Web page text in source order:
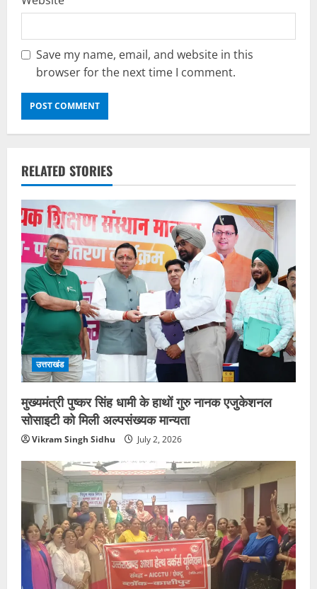
Save my name, email, and website in this
browser for the next time I comment.
RELATED STORIES
उत्तराखंड
मुख्यमंत्री पुष्कर सिंह धामी के हाथों गुरु नानक एजुकेशनल
सोसाइटी को मिली अल्पसंख्यक मान्यता
Vikram Singh Sidhu July 2, 2026